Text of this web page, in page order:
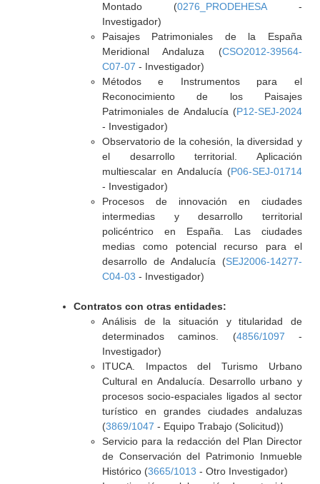
Montado (0276_PRODEHESA-
Investigador)
Paisajes Patrimoniales de la España
Meridional Andaluza (CSO2012-39564-
C07-07 - Investigador)
Métodos e Instrumentos para el
Reconocimiento de los Paisajes
Patrimoniales de Andalucía (P12-SEJ-2024
- Investigador)
Observatorio de la cohesión, la diversidad y
el desarrollo territorial. Aplicación
multiescalar en Andalucía (P06-SEJ-01714
- Investigador)
Procesos de innovación en ciudades
intermedias y desarrollo territorial
policéntrico en España. Las ciudades
medias como potencial recurso para el
desarrollo de Andalucía (SEJ2006-14277-
C04-03 - Investigador)
Contratos con otras entidades:
Análisis de la situación y titularidad de
determinados caminos. (4856/1097 -
Investigador)
ITUCA. Impactos del Turismo Urbano
Cultural en Andalucía. Desarrollo urbano y
procesos socio-espaciales ligados al sector
turístico en grandes ciudades andaluzas
(3869/1047 - Equipo Trabajo (Solicitud))
Servicio para la redacción del Plan Director
de Conservación del Patrimonio Inmueble
Histórico (3665/1013 - Otro Investigador)